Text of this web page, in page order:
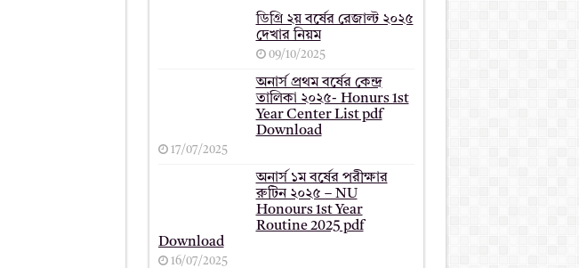
ডিগ্রি ২য় বর্ষের রেজাল্ট ২০২৫
দেখার নিয়ম
09/10/2025
অনার্স প্রথম বর্ষের কেন্দ্র
তালিকা ২০২৫- Honurs 1st
Year Center List pdf
Download
17/07/2025
অনার্স ১ম বর্ষের পরীক্ষার
রুটিন ২০২৫ – NU
Honours 1st Year
Routine 2025 pdf
Download
16/07/2025